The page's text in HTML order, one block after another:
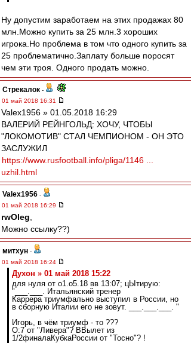
Ну допустим заработаем на этих продажах 80
млн.Можно купить за 25 млн.3 хороших
игрока.Но проблема в том что одного купить за
25 проблематично.Заплату больше поросят
чем эти троя. Одного продать можно.
Стрекалок -
01 май 2018 16:31
Valex1956 » 01.05.2018 16:29
ВАЛЕРИЙ РЕЙНГОЛЬД: ХОЧУ, ЧТОБЫ
"ЛОКОМОТИВ" СТАЛ ЧЕМПИОНОМ - ОН ЭТО
ЗАСЛУЖИЛ
https://www.rusfootball.info/pliga/1146 ...
uzhil.html
Valex1956 -
01 май 2018 16:29
rwOleg
Можно ссылку??)
митхун -
01 май 2018 16:24
Духон » 01 май 2018 15:22
для нуля от о1.о5.18 вв 13:07; цЫтирую:
"___.___. Итальянский тренер
Каррера триумфально выступил в России, но
в сборную Италии его не зовут. ___.___.___. "
Игорь, в чём триумф - то ???
О:7 от "Ливера"? ВВылет из
1/2финалаКубкаРоссии от "Тосно"? !